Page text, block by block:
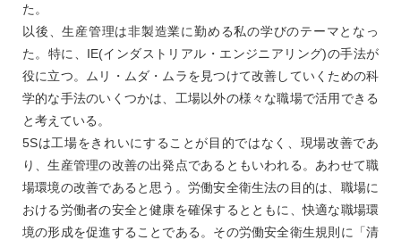
た。
以後、生産管理は非製造業に勤める私の学びのテーマとなっ
た。特に、IE(インダストリアル・エンジニアリング)の手法が
役に立つ。ムリ・ムダ・ムラを見つけて改善していくための科
学的な手法のいくつかは、工場以外の様々な職場で活用できる
と考えている。
5Sは工場をきれいにすることが目的ではなく、現場改善であ
り、生産管理の改善の出発点であるともいわれる。あわせて職
場環境の改善であると思う。労働安全衛生法の目的は、職場に
おける労働者の安全と健康を確保するとともに、快適な職場環
境の形成を促進することである。その労働安全衛生規則に「清